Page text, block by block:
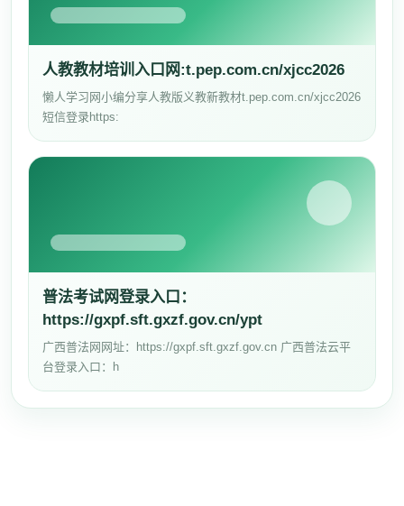
人教教材培训入口网:t.pep.com.cn/xjcc2026
懒人学习网小编分享人教版义教新教材t.pep.com.cn/xjcc2026
短信登录https:
普法考试网登录入口：
https://gxpf.sft.gxzf.gov.cn/ypt
广西普法网网址：https://gxpf.sft.gxzf.gov.cn 广西普法云平
台登录入口：h